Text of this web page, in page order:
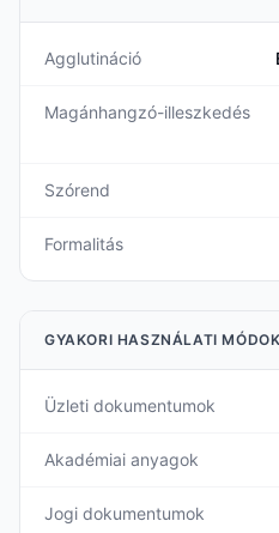
Agglutináció
Magánhangzó-illeszkedés
Szórend
Formalitás
GYAKORI HASZNÁLATI MÓDOK
Üzleti dokumentumok
Akadémiai anyagok
Jogi dokumentumok